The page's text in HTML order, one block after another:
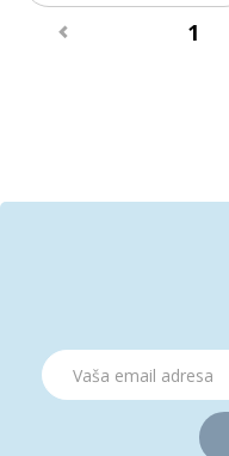
1